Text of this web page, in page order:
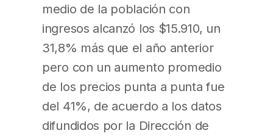
medio de la población con
ingresos alcanzó los $15.910, un
31,8% más que el año anterior
pero con un aumento promedio
de los precios punta a punta fue
del 41%, de acuerdo a los datos
difundidos por la Dirección de